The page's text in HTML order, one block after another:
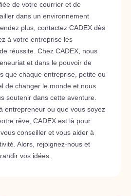
de votre courrier et de
dans un environnement
plus, contactez CADEX dès
à votre entreprise les
réussite. Chez CADEX, nous
et dans le pouvoir de
que chaque entreprise, petite ou
de changer le monde et nous
soutenir dans cette aventure.
entrepreneur ou que vous soyez
rêve, CADEX est là pour
conseiller et vous aider à
Alors, rejoignez-nous et
vos idées.